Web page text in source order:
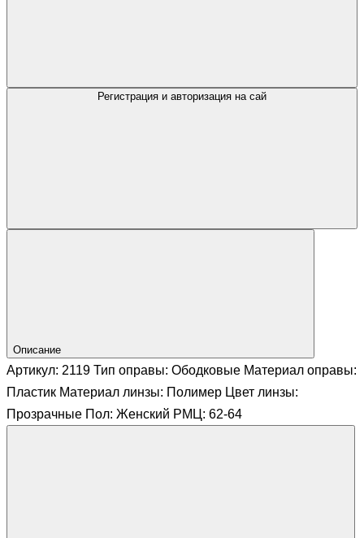
Регистрация и авторизация на сай
Описание
Артикул: 2119 Тип оправы: Ободковые Материал оправы:
Пластик Материал линзы: Полимер Цвет линзы:
Прозрачные Пол: Женский РМЦ: 62-64